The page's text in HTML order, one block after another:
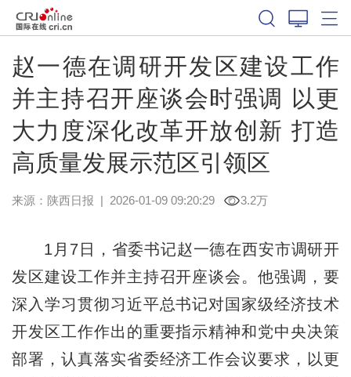
赵一德在调研开发区建设工作
并主持召开座谈会时强调 以更
大力度深化改革开放创新 打造
高质量发展示范区引领区
来源： 陕西日报 | 2026-01-09 09:20:29 3.2万
1月7日，省委书记赵一德在西安市调研开
发区建设工作并主持召开座谈会。他强调，要
深入学习贯彻习近平总书记对国家级经济技术
开发区工作作出的重要指示精神和党中央决策
部署，认真落实省委经济工作会议要求，以更